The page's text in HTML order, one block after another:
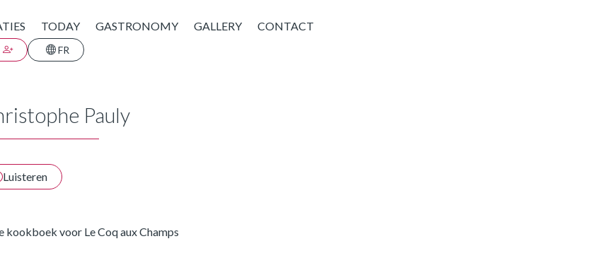
TODAY GASTRONOMY GALLERY CONTACT
FR
Pauly
Luisteren
kookboek voor Le Coq aux Champs